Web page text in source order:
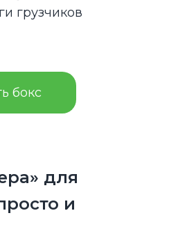
грузчиков
бокс
для
и